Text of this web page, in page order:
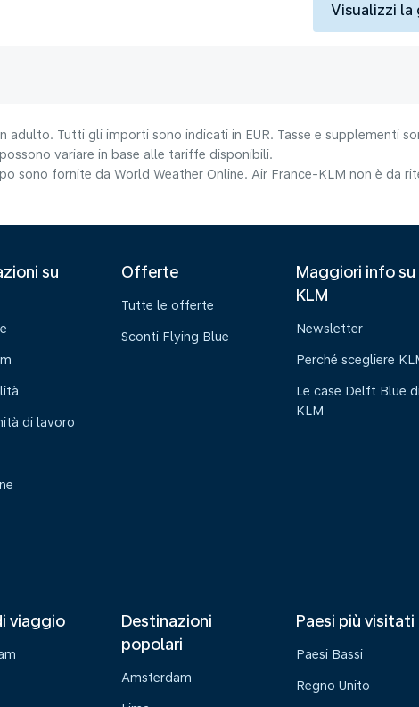
Visualizzi la
Tutti gli importi sono indicati in EUR. Tasse e supplementi
variare in base alle tariffe disponibili.
sono fornite da World Weather Online. Air France-KLM non è da
su
di lavoro
Offerte
Tutte le offerte
Sconti Flying Blue
Maggiori info su
KLM
Newsletter
Perché scegliere
Le case Delft Blue
KLM
viaggio
Destinazioni
popolari
Amsterdam
Paesi più visitati
Paesi Bassi
Regno Unito